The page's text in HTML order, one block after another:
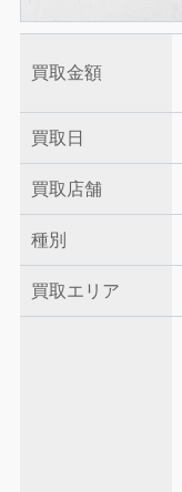
買取金額
買取日
買取店舗
種別
買取エリア